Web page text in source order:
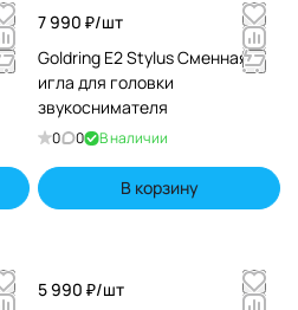
7 990 ₽/шт
Goldring E2 Stylus Сменная
игла для головки
звукоснимателя
0 0 В наличии
В корзину
5 990 ₽/шт